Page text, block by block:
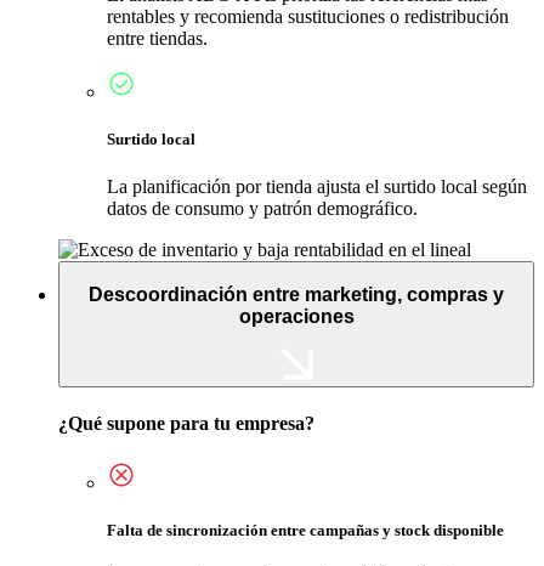
rentables y recomienda sustituciones o redistribución
entre tiendas.
Surtido local
La planificación por tienda ajusta el surtido local según
datos de consumo y patrón demográfico.
Descoordinación entre marketing, compras y
operaciones
¿Qué supone para tu empresa?
Falta de sincronización entre campañas y stock disponible